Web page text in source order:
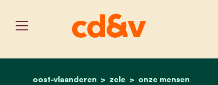
home
oost-vlaanderen zele onze mensen
pieter herwege